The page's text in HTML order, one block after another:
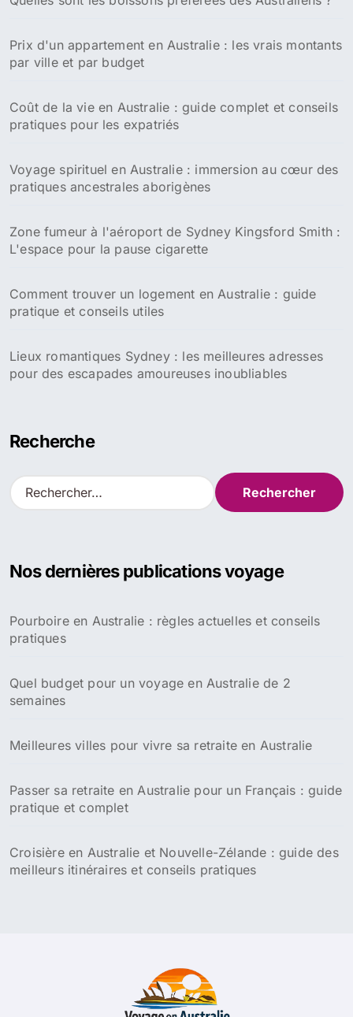
Prix d'un appartement en Australie : les vrais montants
par ville et par budget
Coût de la vie en Australie : guide complet et conseils
pratiques pour les expatriés
Voyage spirituel en Australie : immersion au cœur des
pratiques ancestrales aborigènes
Zone fumeur à l'aéroport de Sydney Kingsford Smith :
L'espace pour la pause cigarette
Comment trouver un logement en Australie : guide
pratique et conseils utiles
Lieux romantiques Sydney : les meilleures adresses
pour des escapades amoureuses inoubliables
Recherche
R
e
r
e
r
Nos dernières publications voyage
Pourboire en Australie : règles actuelles et conseils
pratiques
Quel budget pour un voyage en Australie de 2
semaines
Meilleures villes pour vivre sa retraite en Australie
Passer sa retraite en Australie pour un Français : guide
pratique et complet
Croisière en Australie et Nouvelle-Zélande : guide des
meilleurs itinéraires et conseils pratiques